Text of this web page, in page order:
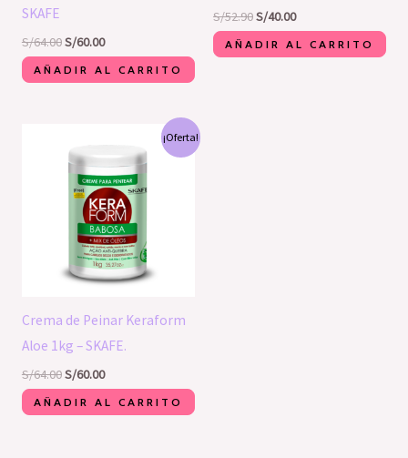
SKAFE
S/64.00S/60.00
AÑADIR AL CARRITO
S/52.90S/40.00
AÑADIR AL CARRITO
¡Oferta!
Crema de Peinar Keraform
Aloe 1kg – SKAFE.
S/64.00
original
era:
S/64.00.
S/60.00
actual
es:
S/60.00.
AÑADIR AL CARRITO